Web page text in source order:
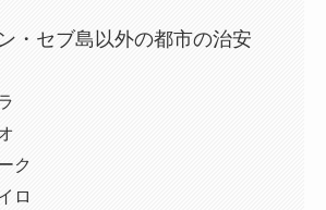
・セブ島以外の都市の治安
ク
ロ